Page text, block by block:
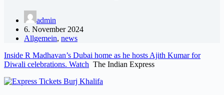
admin
6. November 2024
Allgemein, news
Inside R Madhavan’s Dubai home as he hosts Ajith Kumar for
Diwali celebrations. Watch The Indian Express